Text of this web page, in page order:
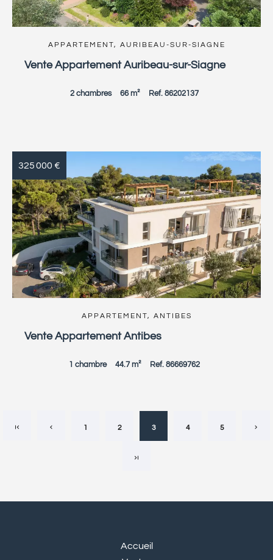
APPARTEMENT, AURIBEAU-SUR-SIAGNE
Vente Appartement Auribeau-sur-Siagne
2 chambres 66 m² Ref. 86202137
APPARTEMENT, ANTIBES
Vente Appartement Antibes
1 chambre 44.7 m² Ref. 86669762
325 000 €
1 2 3 4 5
Accueil